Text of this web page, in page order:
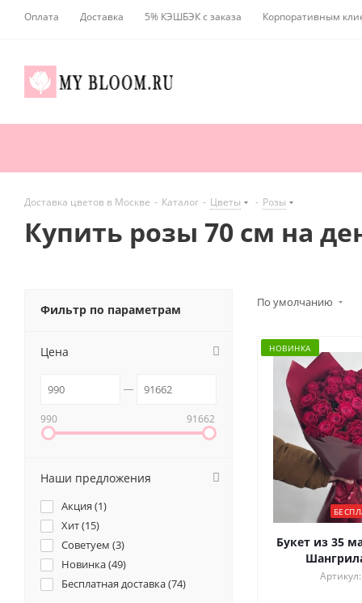
Оплата Доставка 5% КЭШБЭК с заказа Корпоративным
Доставка цветов в Москве - Каталог - Цветы - Розы
Купить розы 70 см на
По умолчанию
НОВИНКА
Букет из 35
Фильтр по параметрам
Цена
990 91662
Наши предложения
Акция (1)
Хит (15)
Советуем (3)
Новинка (49)
Бесплатная доставка (74)